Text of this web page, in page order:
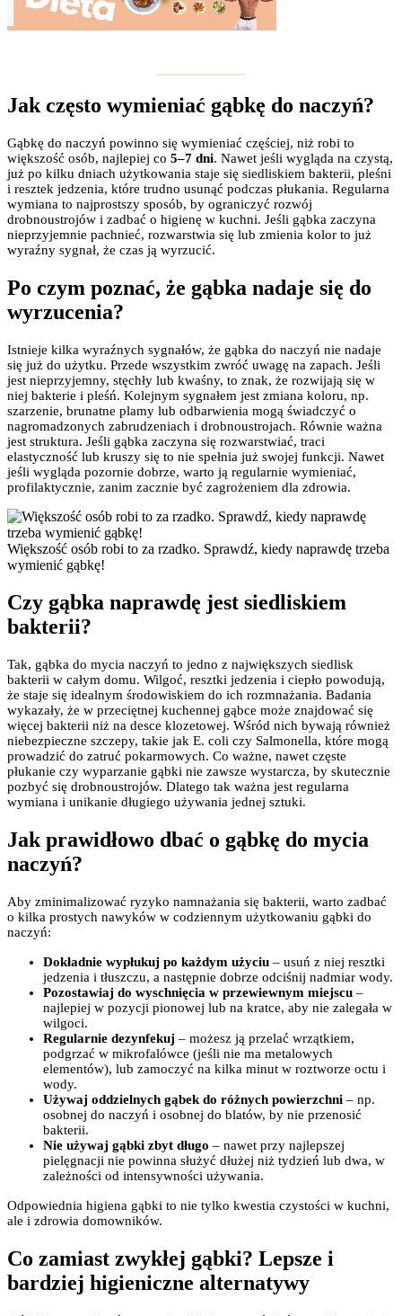
Jak często wymieniać gąbkę do naczyń?
Gąbkę do naczyń powinno się wymieniać częściej, niż robi to
większość osób, najlepiej co 5–7 dni. Nawet jeśli wygląda na czystą,
już po kilku dniach użytkowania staje się siedliskiem bakterii, pleśni
i resztek jedzenia, które trudno usunąć podczas płukania. Regularna
wymiana to najprostszy sposób, by ograniczyć rozwój
drobnoustrojów i zadbać o higienę w kuchni. Jeśli gąbka zaczyna
nieprzyjemnie pachnieć, rozwarstwia się lub zmienia kolor to już
wyraźny sygnał, że czas ją wyrzucić.
Po czym poznać, że gąbka nadaje się do
wyrzucenia?
Istnieje kilka wyraźnych sygnałów, że gąbka do naczyń nie nadaje
się już do użytku. Przede wszystkim zwróć uwagę na zapach. Jeśli
jest nieprzyjemny, stęchły lub kwaśny, to znak, że rozwijają się w
niej bakterie i pleśń. Kolejnym sygnałem jest zmiana koloru, np.
szarzenie, brunatne plamy lub odbarwienia mogą świadczyć o
nagromadzonych zabrudzeniach i drobnoustrojach. Równie ważna
jest struktura. Jeśli gąbka zaczyna się rozwarstwiać, traci
elastyczność lub kruszy się to nie spełnia już swojej funkcji. Nawet
jeśli wygląda pozornie dobrze, warto ją regularnie wymieniać,
profilaktycznie, zanim zacznie być zagrożeniem dla zdrowia.
Większość osób robi to za rzadko. Sprawdź, kiedy naprawdę trzeba
wymienić gąbkę!
Czy gąbka naprawdę jest siedliskiem
bakterii?
Tak, gąbka do mycia naczyń to jedno z największych siedlisk
bakterii w całym domu. Wilgoć, resztki jedzenia i ciepło powodują,
że staje się idealnym środowiskiem do ich rozmnażania. Badania
wykazały, że w przeciętnej kuchennej gąbce może znajdować się
więcej bakterii niż na desce klozetowej. Wśród nich bywają również
niebezpieczne szczepy, takie jak E. coli czy Salmonella, które mogą
prowadzić do zatruć pokarmowych. Co ważne, nawet częste
płukanie czy wyparzanie gąbki nie zawsze wystarcza, by skutecznie
pozbyć się drobnoustrojów. Dlatego tak ważna jest regularna
wymiana i unikanie długiego używania jednej sztuki.
Jak prawidłowo dbać o gąbkę do mycia
naczyń?
Aby zminimalizować ryzyko namnażania się bakterii, warto zadbać
o kilka prostych nawyków w codziennym użytkowaniu gąbki do
naczyń:
Dokładnie wypłukuj po każdym użyciu – usuń z niej resztki
jedzenia i tłuszczu, a następnie dobrze odciśnij nadmiar wody.
Pozostawiaj do wyschnięcia w przewiewnym miejscu –
najlepiej w pozycji pionowej lub na kratce, aby nie zalegała w
wilgoci.
Regularnie dezynfekuj – możesz ją przelać wrzątkiem,
podgrzać w mikrofalówce (jeśli nie ma metalowych
elementów), lub zamoczyć na kilka minut w roztworze octu i
wody.
Używaj oddzielnych gąbek do różnych powierzchni – np.
osobnej do naczyń i osobnej do blatów, by nie przenosić
bakterii.
Nie używaj gąbki zbyt długo – nawet przy najlepszej
pielęgnacji nie powinna służyć dłużej niż tydzień lub dwa, w
zależności od intensywności używania.
Odpowiednia higiena gąbki to nie tylko kwestia czystości w kuchni,
ale i zdrowia domowników.
Co zamiast zwykłej gąbki? Lepsze i
bardziej higieniczne alternatywy